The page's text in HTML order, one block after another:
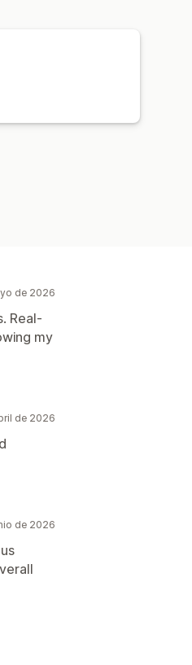
de 2026
Real-
my
de 2026
de 2026